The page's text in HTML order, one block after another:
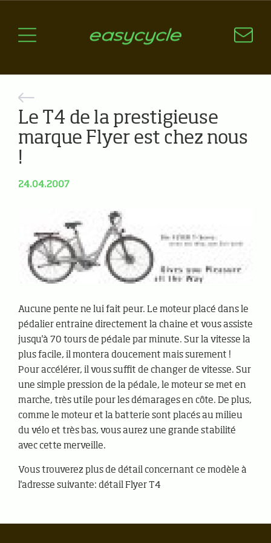
Aspects techniques
Questions / Réponses
A jour
News
Le T4 de la prestigieuse
marque Flyer est chez nous
!
24.04.2007
Aucune pente ne lui fait peur. Le moteur placé dans le
pédalier entraine directement la chaine et vous assiste
jusqu'à 70 tours de pédale par minute. Sur la vitesse la
plus facile, il montera doucement mais surement !
Pour accélérer, il vous suffit de changer de vitesse. Sur
une simple pression de la pédale, le moteur se met en
marche, très utile pour les démarages en côte. De plus,
comme le moteur et la batterie sont placés au milieu
du vélo et très bas, vous aurez une grande stabilité
avec cette merveille.
Vous trouverez plus de détail concernant ce modèle à
l'adresse suivante: détail Flyer T4